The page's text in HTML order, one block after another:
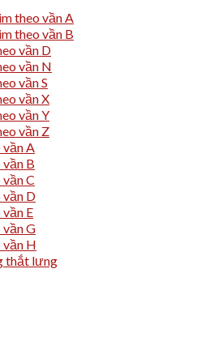
theo vần A
theo vần B
vần D
vần N
vần S
vần X
vần Y
vần Z
A
B
C
D
E
G
H
thắt lưng